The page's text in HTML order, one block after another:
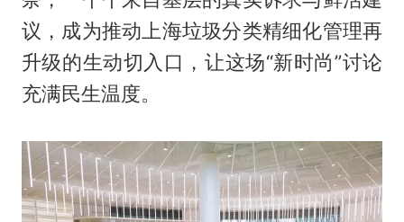
议，成为推动上海垃圾分类精细化管理再
升级的生动切入口，让这场“新时尚”讨论
充满民生温度。